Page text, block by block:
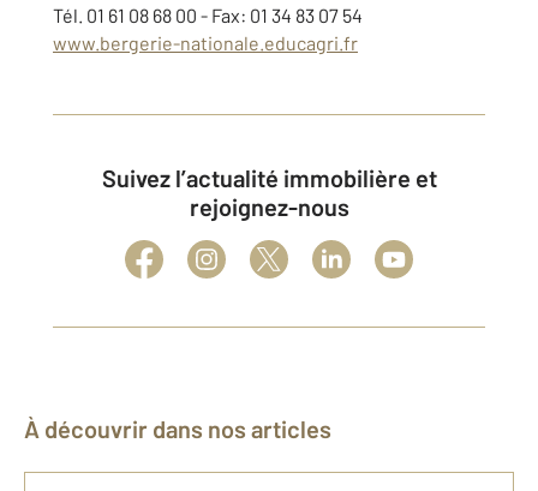
Tél. 01 61 08 68 00 - Fax: 01 34 83 07 54
www.bergerie-nationale.educagri.fr
Suivez l’actualité immobilière et
rejoignez-nous
À découvrir dans nos articles